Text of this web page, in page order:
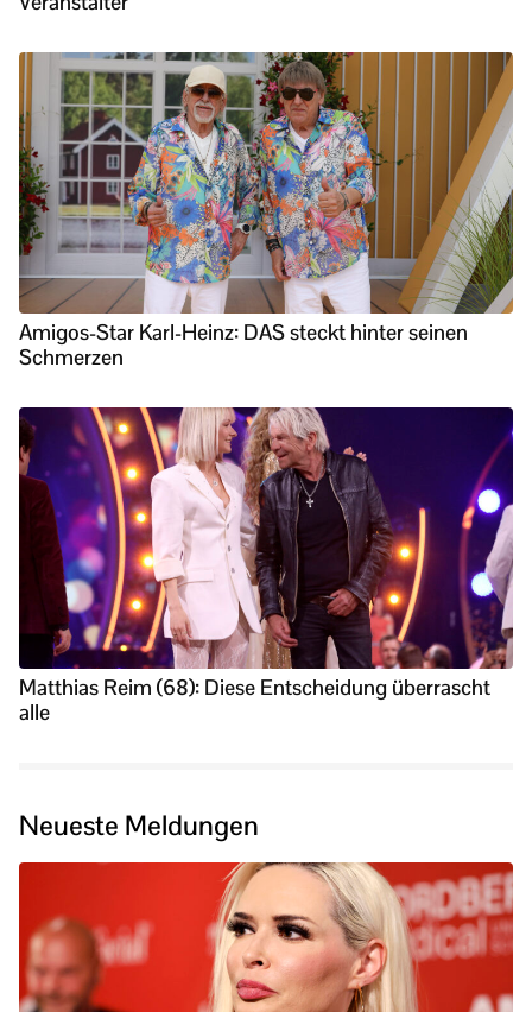
Amigos-Star Karl-Heinz: DAS steckt hinter seinen
Schmerzen
Matthias Reim (68): Diese Entscheidung überrascht
alle
Neueste Meldungen